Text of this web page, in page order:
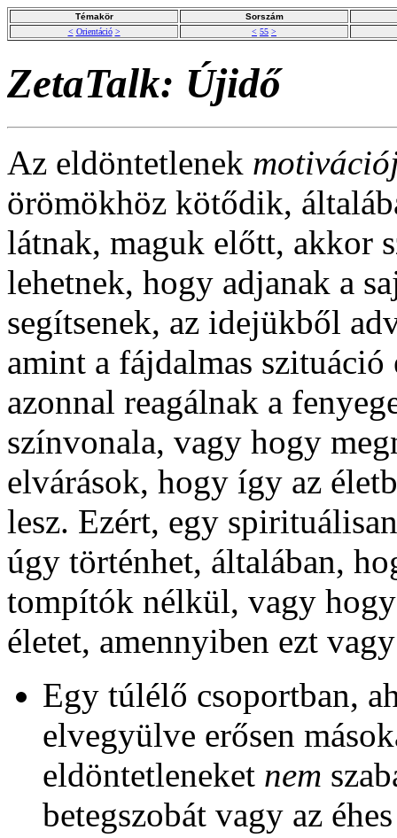
Témakör
Sorszám
< Orientáció > < 55 >
ZetaTalk: Újidő
Az eldöntetlenek
örömökhöz kötődik,
látnak, maguk előtt, akkor
lehetnek, hogy adjanak a
segítsenek, az idejükből
amint a fájdalmas
azonnal reagálnak a
színvonala, vagy hogy
elvárások, hogy így az
lesz. Ezért, egy
úgy történhet, általában,
tompítók nélkül, vagy
életet, amennyiben ezt
Egy túlélő csoportban,
elvegyülve erősen
eldöntetleneket nem
betegszobát vagy az